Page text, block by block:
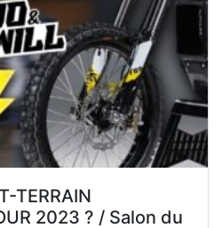
TERRAIN
2023 ? / Salon du